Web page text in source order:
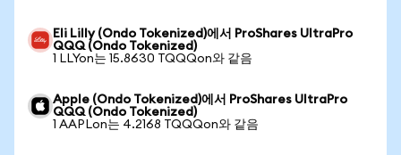
Eli Lilly (Ondo Tokenized)에서 ProShares UltraPro
QQQ (Ondo Tokenized)
1 LLYon는 15.8630 TQQQon와 같음
Apple (Ondo Tokenized)에서 ProShares UltraPro
QQQ (Ondo Tokenized)
1 AAPLon는 4.2168 TQQQon와 같음